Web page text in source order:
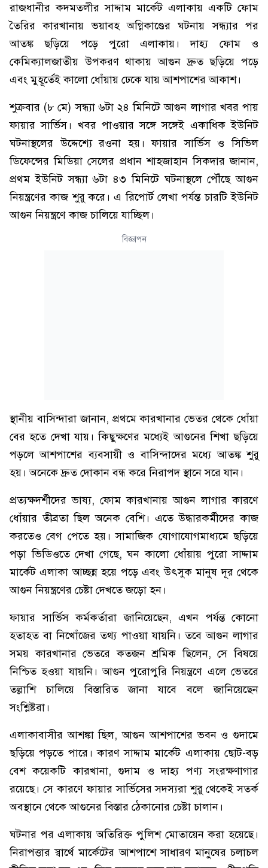
রাজধানীর কদমতলীর সাদ্দাম মার্কেট এলাকায় একটি ফোম
তৈরির কারখানায় ভয়াবহ অগ্নিকাণ্ডের ঘটনায় সন্ধ্যার পর
আতঙ্ক ছড়িয়ে পড়ে পুরো এলাকায়। দাহ্য ফোম ও
কেমিক্যালজাতীয় উপকরণ থাকায় আগুন দ্রুত ছড়িয়ে পড়ে
এবং মুহূর্তেই কালো ধোঁয়ায় ঢেকে যায় আশপাশের আকাশ।
শুক্রবার (৮ মে) সন্ধ্যা ৬টা ২৪ মিনিটে আগুন লাগার খবর পায়
ফায়ার সার্ভিস। খবর পাওয়ার সঙ্গে সঙ্গেই একাধিক ইউনিট
ঘটনাস্থলের উদ্দেশ্যে রওনা হয়। ফায়ার সার্ভিস ও সিভিল
ডিফেন্সের মিডিয়া সেলের প্রধান শাহজাহান সিকদার জানান,
প্রথম ইউনিট সন্ধ্যা ৬টা ৪৩ মিনিটে ঘটনাস্থলে পৌঁছে আগুন
নিয়ন্ত্রণের কাজ শুরু করে। এ রিপোর্ট লেখা পর্যন্ত চারটি ইউনিট
আগুন নিয়ন্ত্রণে কাজ চালিয়ে যাচ্ছিল।
বিজ্ঞাপন
স্থানীয় বাসিন্দারা জানান, প্রথমে কারখানার ভেতর থেকে ধোঁয়া
বের হতে দেখা যায়। কিছুক্ষণের মধ্যেই আগুনের শিখা ছড়িয়ে
পড়লে আশপাশের ব্যবসায়ী ও বাসিন্দাদের মধ্যে আতঙ্ক শুরু
হয়। অনেকে দ্রুত দোকান বন্ধ করে নিরাপদ স্থানে সরে যান।
প্রত্যক্ষদর্শীদের ভাষ্য, ফোম কারখানায় আগুন লাগার কারণে
ধোঁয়ার তীব্রতা ছিল অনেক বেশি। এতে উদ্ধারকর্মীদের কাজ
করতেও বেগ পেতে হয়। সামাজিক যোগাযোগমাধ্যমে ছড়িয়ে
পড়া ভিডিওতে দেখা গেছে, ঘন কালো ধোঁয়ায় পুরো সাদ্দাম
মার্কেট এলাকা আচ্ছন্ন হয়ে পড়ে এবং উৎসুক মানুষ দূর থেকে
আগুন নিয়ন্ত্রণের চেষ্টা দেখতে জড়ো হন।
ফায়ার সার্ভিস কর্মকর্তারা জানিয়েছেন, এখন পর্যন্ত কোনো
হতাহত বা নিখোঁজের তথ্য পাওয়া যায়নি। তবে আগুন লাগার
সময় কারখানার ভেতরে কতজন শ্রমিক ছিলেন, সে বিষয়ে
নিশ্চিত হওয়া যায়নি। আগুন পুরোপুরি নিয়ন্ত্রণে এলে ভেতরে
তল্লাশি চালিয়ে বিস্তারিত জানা যাবে বলে জানিয়েছেন
সংশ্লিষ্টরা।
এলাকাবাসীর আশঙ্কা ছিল, আগুন আশপাশের ভবন ও গুদামে
ছড়িয়ে পড়তে পারে। কারণ সাদ্দাম মার্কেট এলাকায় ছোট-বড়
বেশ কয়েকটি কারখানা, গুদাম ও দাহ্য পণ্য সংরক্ষণাগার
রয়েছে। সে কারণে ফায়ার সার্ভিসের সদস্যরা শুরু থেকেই সতর্ক
অবস্থানে থেকে আগুনের বিস্তার ঠেকানোর চেষ্টা চালান।
ঘটনার পর এলাকায় অতিরিক্ত পুলিশ মোতায়েন করা হয়েছে।
নিরাপত্তার স্বার্থে মার্কেটের আশপাশে সাধারণ মানুষের চলাচল